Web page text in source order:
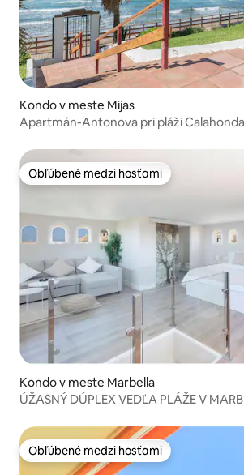
Kondo v meste Mijas
Apartmán-Antonova pri pláži Calahonda
Obľúbené medzi hosťami
Obľúbené medzi hosťami
Kondo v meste Marbella
ÚŽASNÝ DÚPLEX VEDĽA PLÁŽE V
Obľúbené medzi hosťami
Obľúbené medzi hosťami